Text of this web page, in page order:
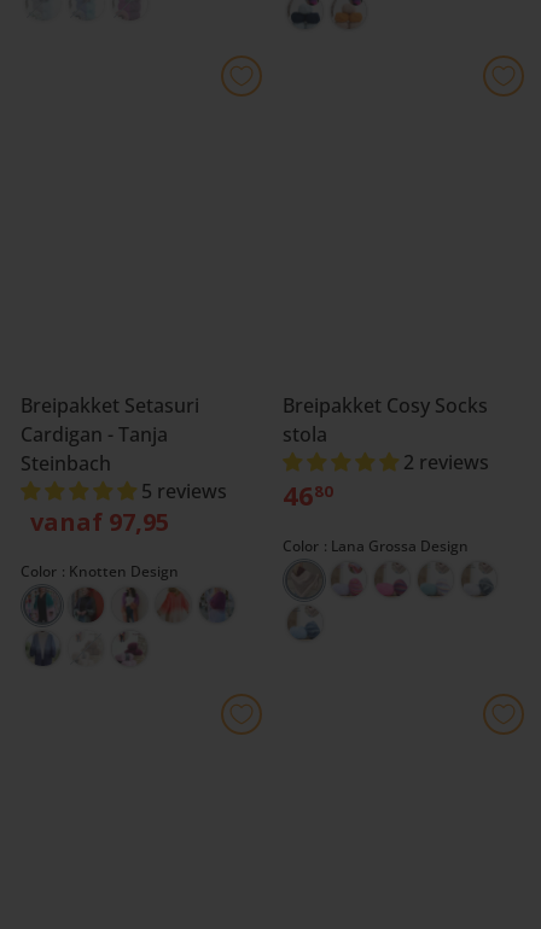
Breipakket Setasuri
Cardigan - Tanja
Steinbach
5 reviews
vanaf 97,95
Color Knotten Design
Breipakket Cosy Socks
stola
2 reviews
4680
Color Lana Grossa Design